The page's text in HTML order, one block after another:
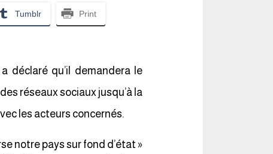
Tumblr Print
déclaré qu’il demandera le
réseaux sociaux jusqu’à la
les acteurs concernés.
notre pays sur fond d’état